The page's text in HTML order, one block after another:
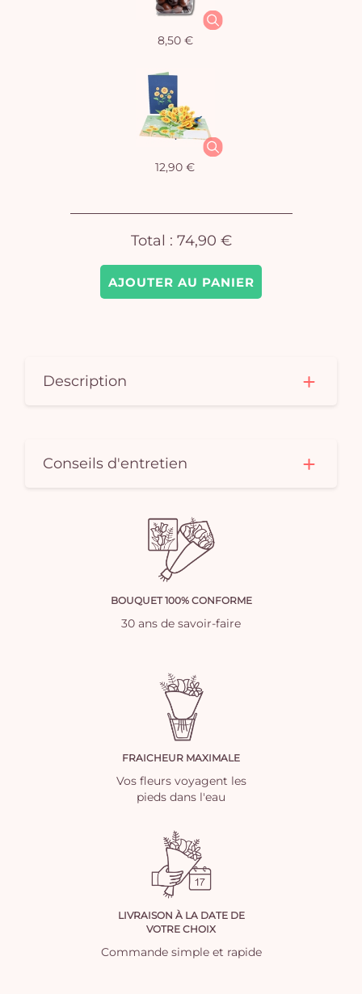
AJOUTER AU PANIER
8,50 €
12,90 €
Total : 74,90 €
Description
Conseils d'entretien
BOUQUET 100% CONFORME
30 ans de savoir-faire
FRAICHEUR MAXIMALE
Vos fleurs voyagent les
pieds dans l'eau
LIVRAISON À LA DATE DE
VOTRE CHOIX
Commande simple et rapide